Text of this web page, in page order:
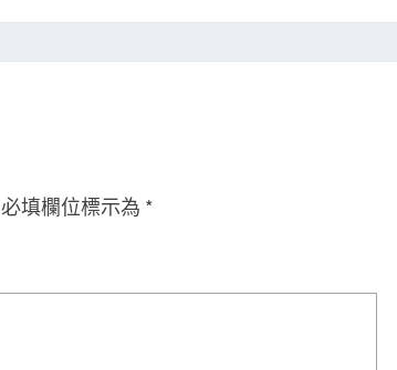
必填欄位標示為 *